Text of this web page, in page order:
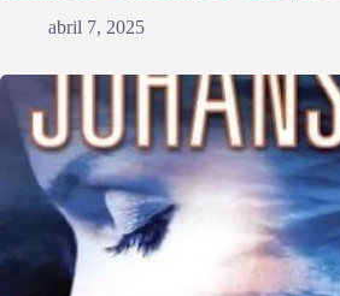
abril 7, 2025